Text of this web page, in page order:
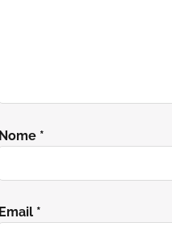
Nome *
Email *